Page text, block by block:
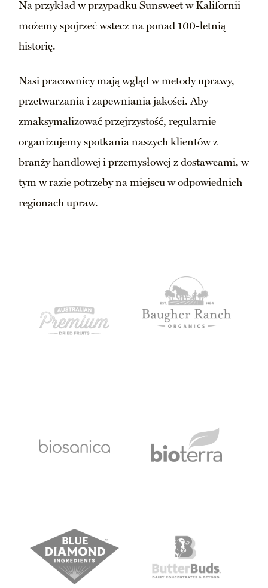
Na przykład w przypadku Sunsweet w Kalifornii
możemy spojrzeć wstecz na ponad 100-letnią
historię.
Nasi pracownicy mają wgląd w metody uprawy,
przetwarzania i zapewniania jakości. Aby
zmaksymalizować przejrzystość, regularnie
organizujemy spotkania naszych klientów z
branży handlowej i przemysłowej z dostawcami, w
tym w razie potrzeby na miejscu w odpowiednich
regionach upraw.